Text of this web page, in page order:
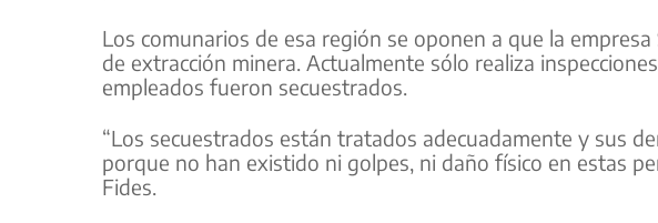
Los comunarios de esa región se oponen a que la
de extracción minera. Actualmente sólo realiza
empleados fueron secuestrados.
“Los secuestrados están tratados adecuadamente y sus
porque no han existido ni golpes, ni daño físico en estas
Fides.